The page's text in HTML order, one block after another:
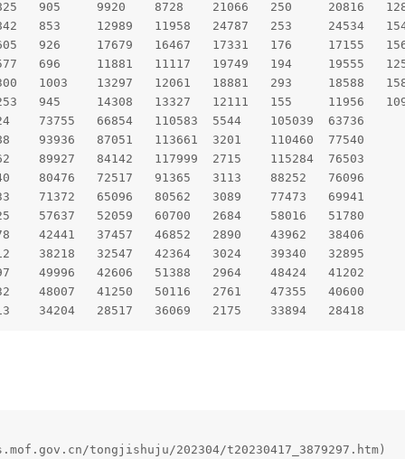
17	2012年	37517	3313	34204	28517	36069	2175	33894	28418